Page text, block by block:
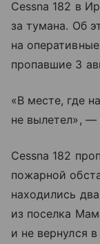
Cessna 182 в
за тумана. Об
на
пропавшие 3
«В месте, где
не вылетел»,
Cessna 182
пожарной
находились
из поселка
и не вернулся